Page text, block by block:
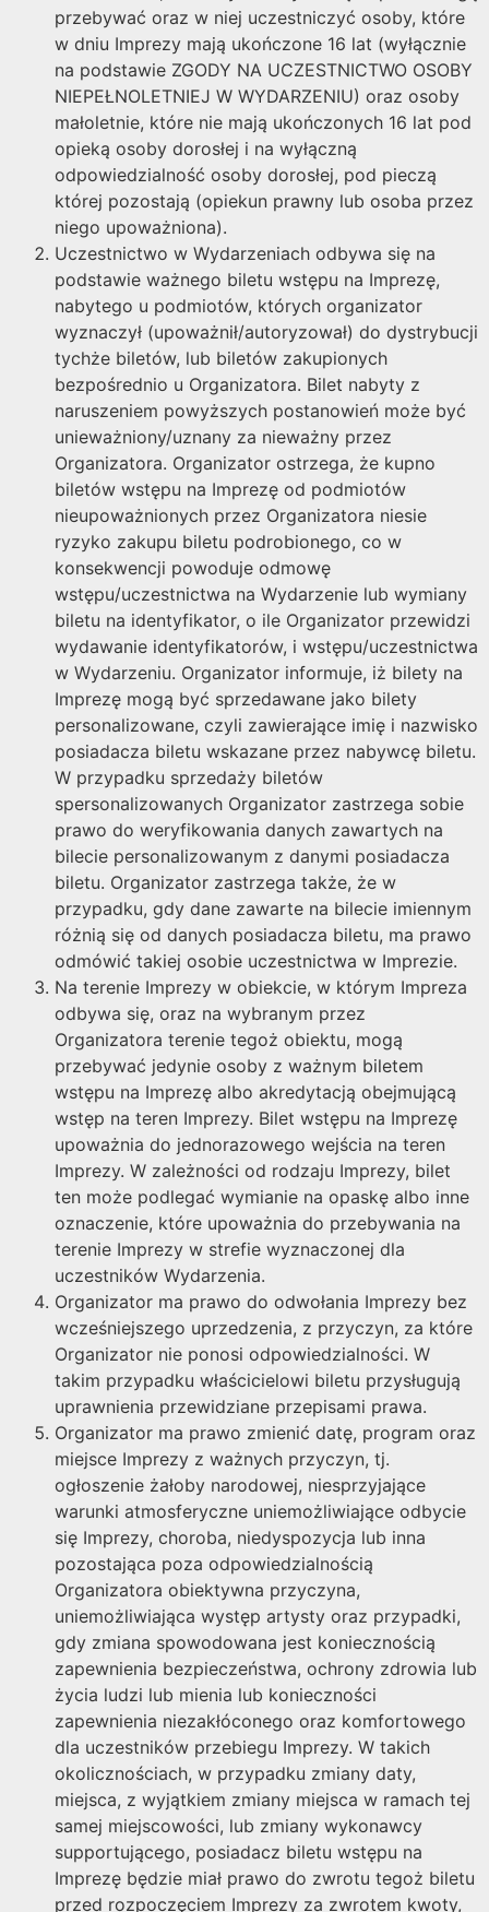
przebywać oraz w niej uczestniczyć osoby, które
w dniu Imprezy mają ukończone 16 lat (wyłącznie
na podstawie ZGODY NA UCZESTNICTWO OSOBY
NIEPEŁNOLETNIEJ W WYDARZENIU) oraz osoby
małoletnie, które nie mają ukończonych 16 lat pod
opieką osoby dorosłej i na wyłączną
odpowiedzialność osoby dorosłej, pod pieczą
której pozostają (opiekun prawny lub osoba przez
niego upoważniona).
Uczestnictwo w Wydarzeniach odbywa się na
podstawie ważnego biletu wstępu na Imprezę,
nabytego u podmiotów, których organizator
wyznaczył (upoważnił/autoryzował) do dystrybucji
tychże biletów, lub biletów zakupionych
bezpośrednio u Organizatora. Bilet nabyty z
naruszeniem powyższych postanowień może być
unieważniony/uznany za nieważny przez
Organizatora. Organizator ostrzega, że kupno
biletów wstępu na Imprezę od podmiotów
nieupoważnionych przez Organizatora niesie
ryzyko zakupu biletu podrobionego, co w
konsekwencji powoduje odmowę
wstępu/uczestnictwa na Wydarzenie lub wymiany
biletu na identyfikator, o ile Organizator przewidzi
wydawanie identyfikatorów, i wstępu/uczestnictwa
w Wydarzeniu. Organizator informuje, iż bilety na
Imprezę mogą być sprzedawane jako bilety
personalizowane, czyli zawierające imię i nazwisko
posiadacza biletu wskazane przez nabywcę biletu.
W przypadku sprzedaży biletów
spersonalizowanych Organizator zastrzega sobie
prawo do weryfikowania danych zawartych na
bilecie personalizowanym z danymi posiadacza
biletu. Organizator zastrzega także, że w
przypadku, gdy dane zawarte na bilecie imiennym
różnią się od danych posiadacza biletu, ma prawo
odmówić takiej osobie uczestnictwa w Imprezie.
Na terenie Imprezy w obiekcie, w którym Impreza
odbywa się, oraz na wybranym przez
Organizatora terenie tegoż obiektu, mogą
przebywać jedynie osoby z ważnym biletem
wstępu na Imprezę albo akredytacją obejmującą
wstęp na teren Imprezy. Bilet wstępu na Imprezę
upoważnia do jednorazowego wejścia na teren
Imprezy. W zależności od rodzaju Imprezy, bilet
ten może podlegać wymianie na opaskę albo inne
oznaczenie, które upoważnia do przebywania na
terenie Imprezy w strefie wyznaczonej dla
uczestników Wydarzenia.
Organizator ma prawo do odwołania Imprezy bez
wcześniejszego uprzedzenia, z przyczyn, za które
Organizator nie ponosi odpowiedzialności. W
takim przypadku właścicielowi biletu przysługują
uprawnienia przewidziane przepisami prawa.
Organizator ma prawo zmienić datę, program oraz
miejsce Imprezy z ważnych przyczyn, tj.
ogłoszenie żałoby narodowej, niesprzyjające
warunki atmosferyczne uniemożliwiające odbycie
się Imprezy, choroba, niedyspozycja lub inna
pozostająca poza odpowiedzialnością
Organizatora obiektywna przyczyna,
uniemożliwiająca występ artysty oraz przypadki,
gdy zmiana spowodowana jest koniecznością
zapewnienia bezpieczeństwa, ochrony zdrowia lub
życia ludzi lub mienia lub konieczności
zapewnienia niezakłóconego oraz komfortowego
dla uczestników przebiegu Imprezy. W takich
okolicznościach, w przypadku zmiany daty,
miejsca, z wyjątkiem zmiany miejsca w ramach tej
samej miejscowości, lub zmiany wykonawcy
supportującego, posiadacz biletu wstępu na
Imprezę będzie miał prawo do zwrotu tegoż biletu
przed rozpoczęciem Imprezy za zwrotem kwoty,